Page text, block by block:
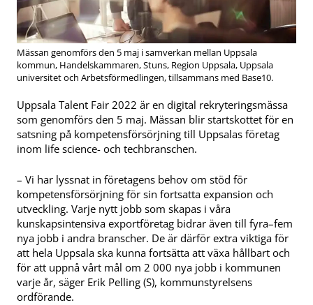
Mässan genomförs den 5 maj i samverkan mellan Uppsala
kommun, Handelskammaren, Stuns, Region Uppsala, Uppsala
universitet och Arbetsförmedlingen, tillsammans med Base10.
Uppsala Talent Fair 2022 är en digital rekryteringsmässa
som genomförs den 5 maj. Mässan blir startskottet för en
satsning på kompetensförsörjning till Uppsalas företag
inom life science- och techbranschen.
– Vi har lyssnat in företagens behov om stöd för
kompetensförsörjning för sin fortsatta expansion och
utveckling. Varje nytt jobb som skapas i våra
kunskapsintensiva exportföretag bidrar även till fyra–fem
nya jobb i andra branscher. De är därför extra viktiga för
att hela Uppsala ska kunna fortsätta att växa hållbart och
för att uppnå vårt mål om 2 000 nya jobb i kommunen
varje år, säger Erik Pelling (S), kommunstyrelsens
ordförande.